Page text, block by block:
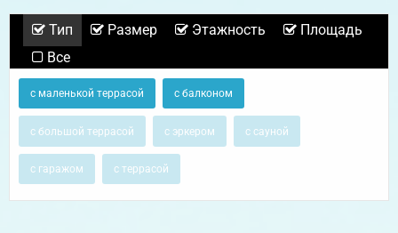
Тип Размер Этажность
Площадь
Все
с маленькой террасой с балконом
с большой террасой с эркером с сауной
с гаражом с террасой